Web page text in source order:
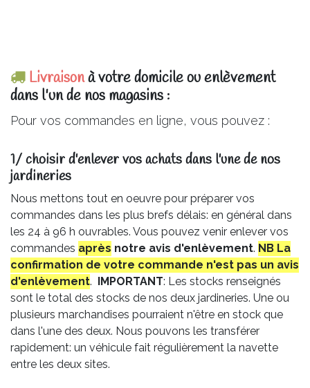
Livraisonà votre domicile ou enlèvement
dans l'un de nos magasins :
Pour vos commandes en ligne, vous pouvez :
1/ choisir d'enlever vos achats dans l'une de nos
jardineries​
Nous mettons tout en oeuvre pour préparer vos
commandes dans les plus brefs délais: en général dans
les 24 à 96 h ouvrables. Vous pouvez venir enlever vos
commandes après notre avis d'enlèvement. NB La
confirmation de votre commande n'est pas un avis
d'enlèvement. IMPORTANT: Les stocks renseignés
sont le total des stocks de nos deux jardineries. Une ou
plusieurs marchandises pourraient n'être en stock que
dans l'une des deux. Nous pouvons les transférer
rapidement: un véhicule fait régulièrement la navette
entre les deux sites.